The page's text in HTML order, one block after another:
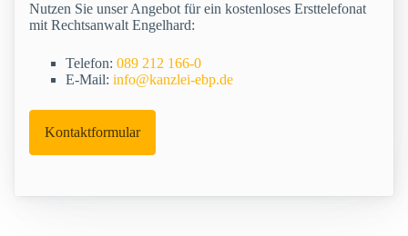
Nutzen Sie unser Angebot für ein kostenloses Ersttelefonat
mit Rechtsanwalt Engelhard:
Telefon: 089 212 166-0
E-Mail: info@kanzlei-ebp.de
Kontaktformular